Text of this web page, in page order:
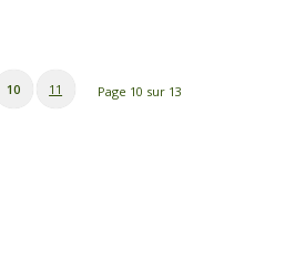
Page 10 sur 13
10 11